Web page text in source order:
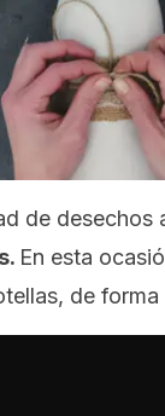
de desechos
En esta
de